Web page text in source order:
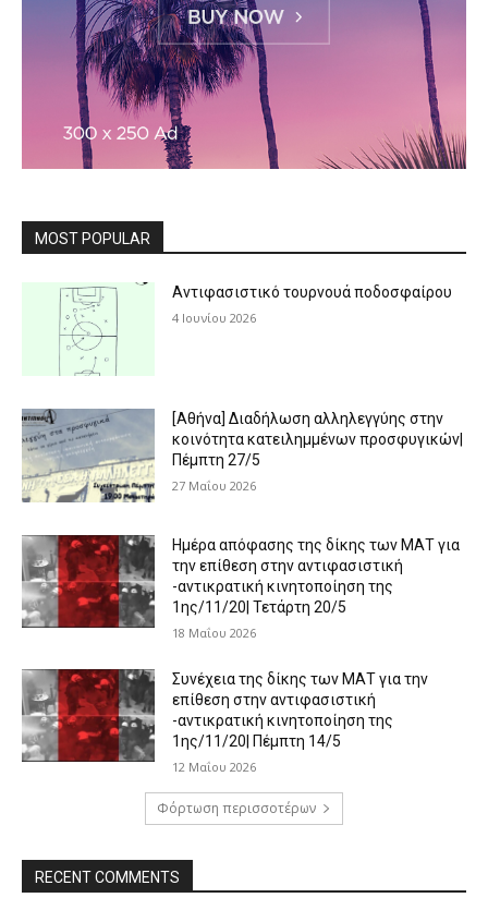
MOST POPULAR
Αντιφασιστικό τουρνουά ποδοσφαίρου
4 Ιουνίου 2026
[Αθήνα] Διαδήλωση αλληλεγγύης στην
κοινότητα κατειλημμένων προσφυγικών|
Πέμπτη 27/5
27 Μαΐου 2026
Ημέρα απόφασης της δίκης των ΜΑΤ για
την επίθεση στην αντιφασιστική
-αντικρατική κινητοποίηση της
1ης/11/20| Τετάρτη 20/5
18 Μαΐου 2026
Συνέχεια της δίκης των ΜΑΤ για την
επίθεση στην αντιφασιστική
-αντικρατική κινητοποίηση της
1ης/11/20| Πέμπτη 14/5
12 Μαΐου 2026
Φόρτωση περισσοτέρων
RECENT COMMENTS